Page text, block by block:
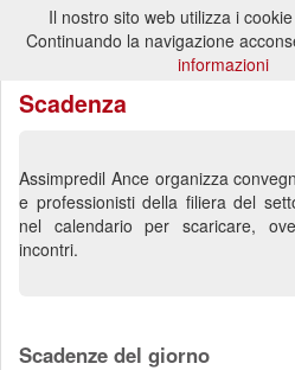
Scadenza
Assimpredil Ance organizza
e professionisti della filiera del
nel calendario per scaricare,
incontri.
Scadenze del giorno
Il nostro sito web utilizza i
Continuando la navigazione
informazioni